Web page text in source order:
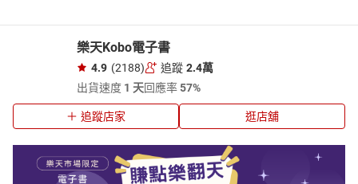
樂天Kobo電子書
4.9 (2188) 追蹤 2.4萬
出貨速度 1 天回應率57%
追蹤店家 逛店舖